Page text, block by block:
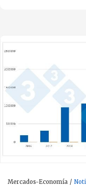
Mercados-Economía